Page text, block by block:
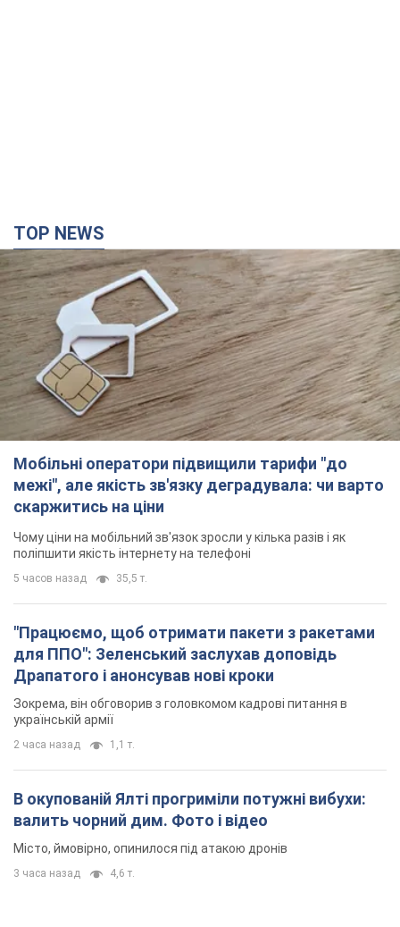
TOP NEWS
Мобільні оператори підвищили тарифи "до
межі", але якість зв'язку деградувала: чи варто
скаржитись на ціни
Чому ціни на мобільний зв'язок зросли у кілька разів і як
поліпшити якість інтернету на телефоні
5 часов назад 35,5 т.
"Працюємо, щоб отримати пакети з ракетами
для ППО": Зеленський заслухав доповідь
Драпатого і анонсував нові кроки
Зокрема, він обговорив з головкомом кадрові питання в
українській армії
2 часа назад 1,1 т.
В окупованій Ялті прогриміли потужні вибухи:
валить чорний дим. Фото і відео
Місто, ймовірно, опинилося під атакою дронів
3 часа назад 4,6 т.